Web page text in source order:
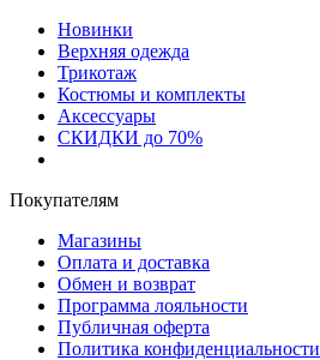
Новинки
Верхняя одежда
Трикотаж
Костюмы и комплекты
Аксессуары
СКИДКИ до 70%
Покупателям
Магазины
Оплата и доставка
Обмен и возврат
Программа лояльности
Публичная оферта
Политика конфиденциальности